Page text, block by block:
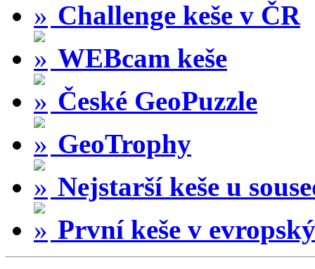
Challenge keše v ČR
WEBcam keše
České GeoPuzzle
GeoTrophy
Nejstarší keše u
První keše v